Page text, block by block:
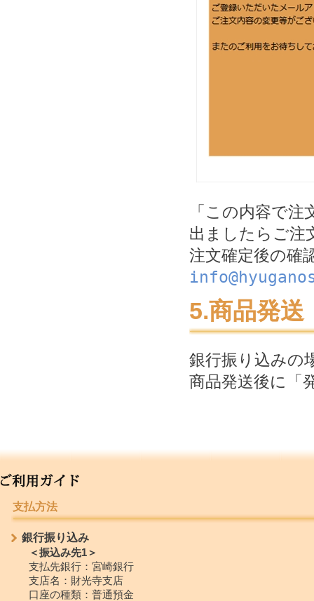
「この内容で
出ましたらご注
注文確定後の確
5.商品発送
銀行振り込みの
商品発送後に「
支払方法
銀行振り込み
＜振込み先1＞
支払先銀行：宮崎銀行
支店名：財光寺支店
口座の種類：普通預金